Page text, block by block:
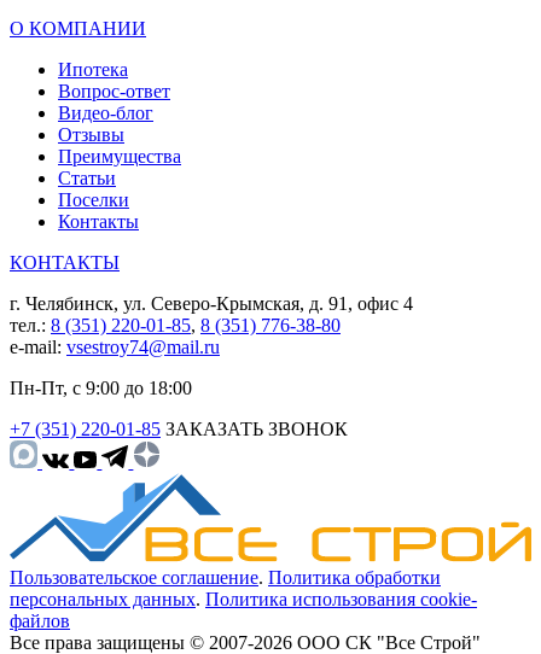
О КОМПАНИИ
Ипотека
Вопрос-ответ
Видео-блог
Отзывы
Преимущества
Статьи
Поселки
Контакты
КОНТАКТЫ
г. Челябинск, ул. Северо-Крымская, д. 91, офис 4
тел.: 8 (351) 220-01-85, 8 (351) 776-38-80
e-mail: vsestroy74@mail.ru
Пн-Пт, с 9:00 до 18:00
+7 (351) 220-01-85 ЗАКАЗАТЬ ЗВОНОК
Пользовательское соглашение. Политика обработки
персональных данных. Политика использования cookie-
файлов
Все права защищены © 2007-2026 ООО СК "Все Строй"